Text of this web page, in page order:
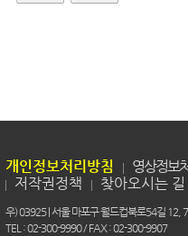
개인정보처리방침 영상정보
저작권정책
찾아오시는 길
우) 03925 | 서울 마포구 월드컵북로54길
TEL : 02-300-9990 / FAX : 02-300-9907